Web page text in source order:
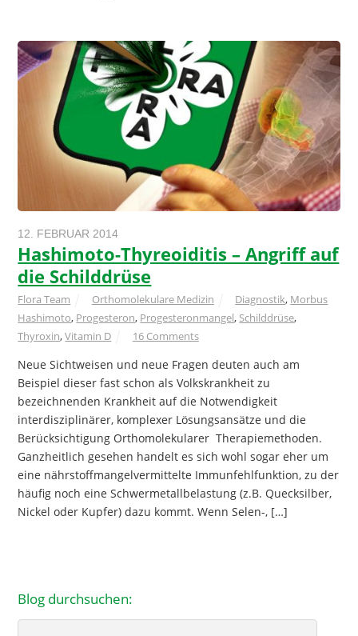
12. FEBRUAR 2014
Hashimoto-Thyreoiditis – Angriff auf
die Schilddrüse
Flora Team Orthomolekulare Medizin Diagnostik, Morbus
Hashimoto, Progesteron, Progesteronmangel, Schilddrüse,
Thyroxin,Vitamin D 16 Comments
Neue Sichtweisen und neue Fragen deuten auch am
Beispiel dieser fast schon als Volkskrankheit zu
bezeichnenden Krankheit auf die Notwendigkeit
interdisziplinärer, komplexer Lösungsansätze und die
Berücksichtigung Orthomolekularer Therapiemethoden.
Ganzheitlich gesehen handelt es sich wohl sogar eher um
eine nährstoffmangelvermittelte Immunfehlfunktion, zu der
häufig noch eine Schwermetallbelastung (z.B. Quecksilber,
Nickel oder Kupfer) dazu kommt. Wenn Selen-, […]
Blog durchsuchen: